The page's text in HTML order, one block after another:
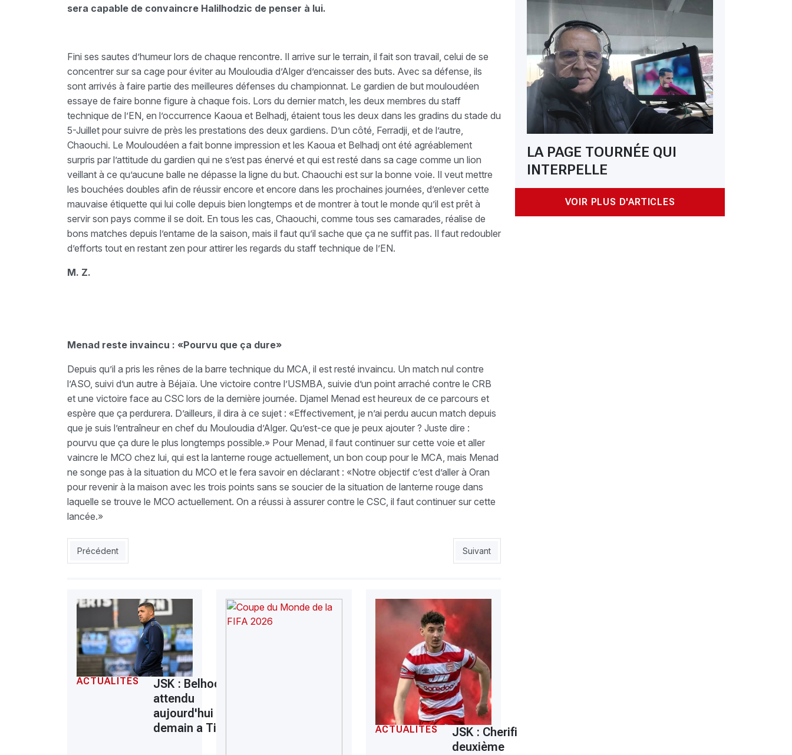
LA PAGE TOURNÉE QUI
INTERPELLE
VOIR PLUS D'ARTICLES
sera capable de convaincre Halilhodzic de penser à lui.
Fini ses sautes d’humeur lors de chaque rencontre. Il arrive sur le terrain, il fait son travail, celui de se
concentrer sur sa cage pour éviter au Mouloudia d’Alger d’encaisser des buts. Avec sa défense, ils
sont arrivés à faire partie des meilleures défenses du championnat. Le gardien de but mouloudéen
essaye de faire bonne figure à chaque fois. Lors du dernier match, les deux membres du staff
technique de l’EN, en l’occurrence Kaoua et Belhadj, étaient tous les deux dans les gradins du stade du
5-Juillet pour suivre de près les prestations des deux gardiens. D’un côté, Ferradji, et de l’autre,
Chaouchi. Le Mouloudéen a fait bonne impression et les Kaoua et Belhadj ont été agréablement
surpris par l’attitude du gardien qui ne s’est pas énervé et qui est resté dans sa cage comme un lion
veillant à ce qu’aucune balle ne dépasse la ligne du but. Chaouchi est sur la bonne voie. Il veut mettre
les bouchées doubles afin de réussir encore et encore dans les prochaines journées, d’enlever cette
mauvaise étiquette qui lui colle depuis bien longtemps et de montrer à tout le monde qu’il est prêt à
servir son pays comme il se doit. En tous les cas, Chaouchi, comme tous ses camarades, réalise de
bons matches depuis l’entame de la saison, mais il faut qu’il sache que ça ne suffit pas. Il faut redoubler
d’efforts tout en restant zen pour attirer les regards du staff technique de l’EN.
M. Z.
Menad reste invaincu : «Pourvu que ça dure»
Depuis qu’il a pris les rênes de la barre technique du MCA, il est resté invaincu. Un match nul contre
l’ASO, suivi d’un autre à Béjaïa. Une victoire contre l’USMBA, suivie d’un point arraché contre le CRB
et une victoire face au CSC lors de la dernière journée. Djamel Menad est heureux de ce parcours et
espère que ça perdurera. D’ailleurs, il dira à ce sujet : «Effectivement, je n’ai perdu aucun match depuis
que je suis l’entraîneur en chef du Mouloudia d’Alger. Qu’est-ce que je peux ajouter ? Juste dire :
pourvu que ça dure le plus longtemps possible.» Pour Menad, il faut continuer sur cette voie et aller
vaincre le MCO chez lui, qui est la lanterne rouge actuellement, un bon coup pour le MCA, mais Menad
ne songe pas à la situation du MCO et le fera savoir en déclarant : «Notre objectif c’est d’aller à Oran
pour revenir à la maison avec les trois points sans se soucier de la situation de lanterne rouge dans
laquelle se trouve le MCO actuellement. On a réussi à assurer contre le CSC, il faut continuer sur cette
lancée.»
Article précédent : USMA : Opération 9 points pour les Rouge et Noir
Précédent Article suivant : JSK : 30 000 /mois pour Giresse ou Luis Fernandez
Suivant
ACTUALITÉS
JSK : Belhocine
attendu
aujourd'hui ou
demain a Tizi
ACTUALITÉS
JSK : Cherifi
deuxième